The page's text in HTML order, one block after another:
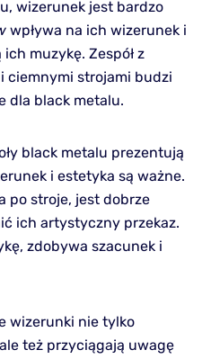
wizerunek jest bardzo
wpływa na ich wizerunek i
muzykę. Zespół z
ciemnymi strojami budzi
dla black metalu.
black metalu prezentują
i estetyka są ważne.
po stroje, jest dobrze
ich artystyczny przekaz.
zdobywa szacunek i
wizerunki nie tylko
też przyciągają uwagę